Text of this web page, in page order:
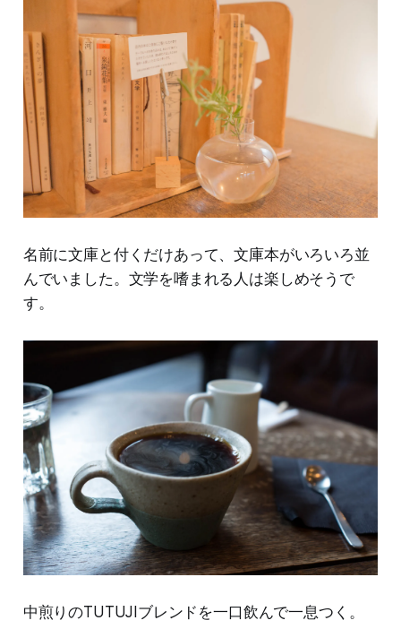
名前に文庫と付くだけあって、文庫本がいろいろ並
んでいました。文学を嗜まれる人は楽しめそうで
す。
中煎りのTUTUJIブレンドを一口飲んで一息つく。